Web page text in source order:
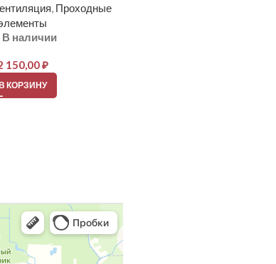
, Проходные
В наличии
150,00₽
КОРЗИНУ